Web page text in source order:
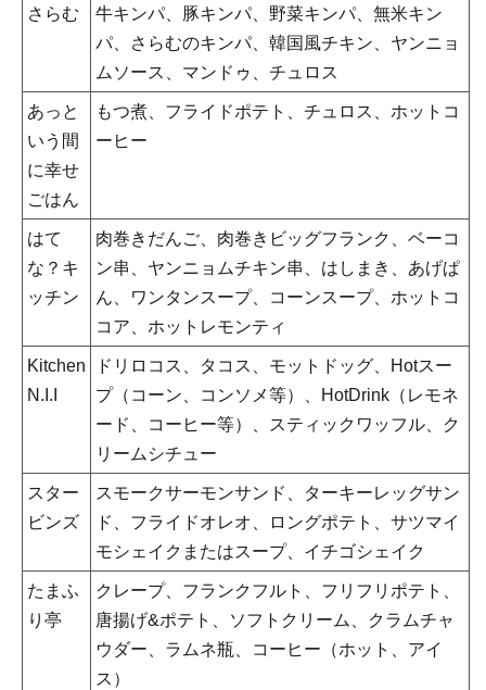
さらむ
牛キンパ、豚キンパ、野菜キンパ、無米キン
パ、さらむのキンパ、韓国風チキン、ヤンニョ
ムソース、マンドゥ、チュロス
あっと
いう間
に幸せ
ごはん
もつ煮、フライドポテト、チュロス、ホットコ
ーヒー
はて
な？キ
ッチン
肉巻きだんご、肉巻きビッグフランク、ベーコ
ン串、ヤンニョムチキン串、はしまき、あげぱ
ん、ワンタンスープ、コーンスープ、ホットコ
コア、ホットレモンティ
Kitchen
N.I.I
ドリロコス、タコス、モットドッグ、Hotスー
プ（コーン、コンソメ等）、HotDrink（レモネ
ード、コーヒー等）、スティックワッフル、ク
リームシチュー
スター
ビンズ
スモークサーモンサンド、ターキーレッグサン
ド、フライドオレオ、ロングポテト、サツマイ
モシェイクまたはスープ、イチゴシェイク
たまふ
り亭
クレープ、フランクフルト、フリフリポテト、
唐揚げ&ポテト、ソフトクリーム、クラムチャ
ウダー、ラムネ瓶、コーヒー（ホット、アイ
ス）